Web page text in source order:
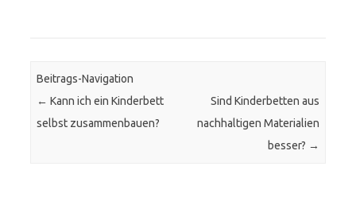
Beitrags-Navigation
← Kann ich ein Kinderbett
selbst zusammenbauen?
Sind Kinderbetten aus
nachhaltigen Materialien
besser? →